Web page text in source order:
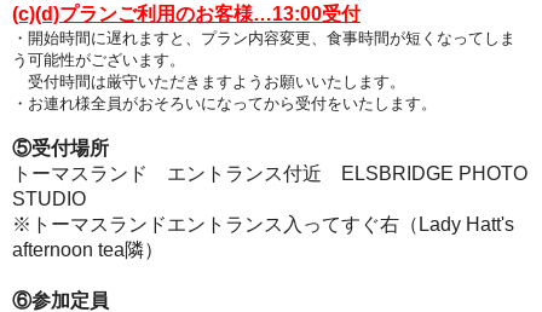
(c)(d)プランご利用のお客様…13:00受付
・開始時間に遅れますと、プラン内容変更、食事時間が短くなってしま
う可能性がございます。
受付時間は厳守いただきますようお願いいたします。
・お連れ様全員がおそろいになってから受付をいたします。
⑤受付場所
トーマスランド エントランス付近 ELSBRIDGE PHOTO
STUDIO
※トーマスランドエントランス入ってすぐ右（Lady Hatt's
afternoon tea隣）
⑥参加定員